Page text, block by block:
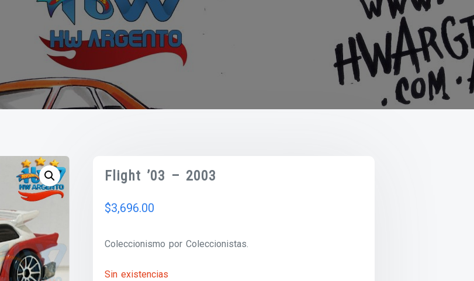
Flight ’03 – 2003
$3,696.00
Coleccionismo por Coleccionistas.
Sin existencias